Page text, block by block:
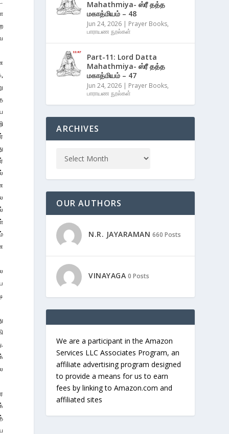
Mahathmiya- ஸ்ரீ தத்த
மகாத்மியம் – 48
Jun 24, 2026 | Prayer Books,
பாராயண நூல்கள்
Part-11: Lord Datta
Mahathmiya- ஸ்ரீ தத்த
மகாத்மியம் – 47
Jun 24, 2026 | Prayer Books,
பாராயண நூல்கள்
ARCHIVES
OUR AUTHORS
N.R. JAYARAMAN 660 Posts
VINAYAGA 0 Posts
We are a participant in the Amazon
Services LLC Associates Program, an
affiliate advertising program designed
to provide a means for us to earn
fees by linking to Amazon.com and
affiliated sites